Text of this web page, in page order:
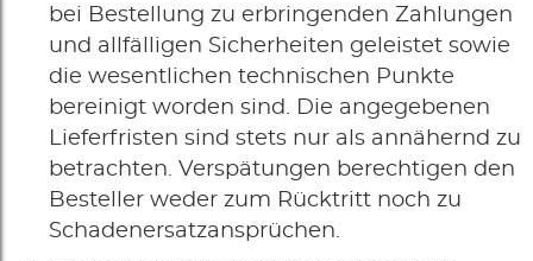
bei Bestellung zu erbringenden Zahlungen
und allfälligen Sicherheiten geleistet sowie
die wesentlichen technischen Punkte
bereinigt worden sind. Die angegebenen
Lieferfristen sind stets nur als annähernd zu
betrachten. Verspätungen berechtigen den
Besteller weder zum Rücktritt noch zu
Schadenersatzansprüchen.